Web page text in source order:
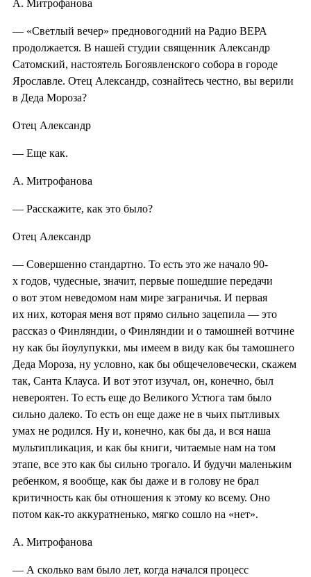
А. Митрофанова
— «Светлый вечер» предновогодний на Радио ВЕРА
продолжается. В нашей студии священник Александр
Сатомский, настоятель Богоявленского собора в городе
Ярославле. Отец Александр, сознайтесь честно, вы верили
в Деда Мороза?
Отец Александр
— Еще как.
А. Митрофанова
— Расскажите, как это было?
Отец Александр
— Совершенно стандартно. То есть это же начало 90-
х годов, чудесные, значит, первые пошедшие передачи
о вот этом неведомом нам мире заграничья. И первая
их них, которая меня вот прямо сильно зацепила — это
рассказ о Финляндии, о Финляндии и о тамошней вотчине
ну как бы йоулупукки, мы имеем в виду как бы тамошнего
Деда Мороза, ну условно, как бы общечеловечески, скажем
так, Санта Клауса. И вот этот изучал, он, конечно, был
невероятен. То есть еще до Великого Устюга там было
сильно далеко. То есть он еще даже не в чьих пытливых
умах не родился. Ну и, конечно, как бы да, и вся наша
мультипликация, и как бы книги, читаемые нам на том
этапе, все это как бы сильно трогало. И будучи маленьким
ребенком, я вообще, как бы даже и в голову не брал
критичность как бы отношения к этому ко всему. Оно
потом как-то аккуратненько, мягко сошло на «нет».
А. Митрофанова
— А сколько вам было лет, когда начался процесс